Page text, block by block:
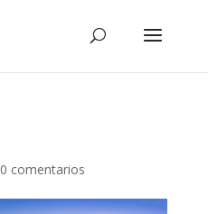
0 comentarios